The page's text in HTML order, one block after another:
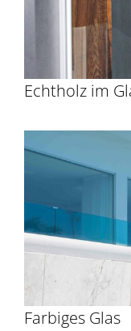
Echtholz im
Farbiges Glas